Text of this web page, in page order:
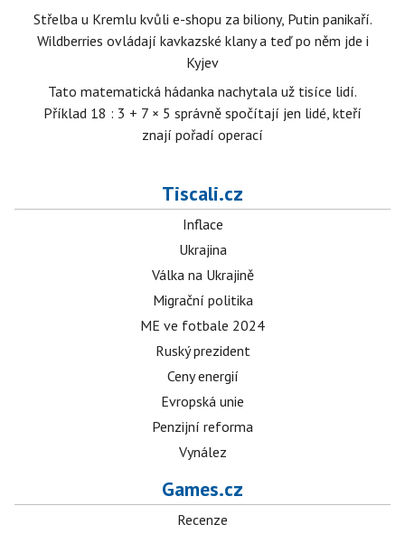
Střelba u Kremlu kvůli e-shopu za biliony, Putin panikaří.
Wildberries ovládají kavkazské klany a teď po něm jde i
Kyjev
Tato matematická hádanka nachytala už tisíce lidí.
Příklad 18 : 3 + 7 × 5 správně spočítají jen lidé, kteří
znají pořadí operací
Tiscali.cz
Inflace
Ukrajina
Válka na Ukrajině
Migrační politika
ME ve fotbale 2024
Ruský prezident
Ceny energií
Evropská unie
Penzijní reforma
Vynález
Games.cz
Recenze